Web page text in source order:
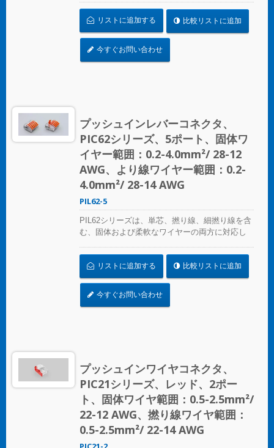
法に代わる完全な代替手段を提供します。ワイ
ヤーはレバーを持ち上げるだけで簡単に取り外
して再利用でき、時間と労力を節約し、コスト
効率も良いです。
リストに追加する 比較リストに追加
今すぐお問い合わせ
プッシュインレバーコネクタ、
PIC62シリーズ、5ポート、固体ワ
イヤー範囲：0.2-4.0mm²/ 28-12
AWG、より線ワイヤー範囲：0.2-
4.0mm²/ 28-14 AWG
PIL62-5
PIL62シリーズは、単芯、撚り線、細撚り線を含
む、固体および柔軟なワイヤーの両方に対応し
法に代わる完全な代替手段を提供します。ワイ
ヤーはレバーを持ち上げるだけで簡単に取り外
して再利用でき、時間と労力を節約し、コスト
効率も良いです。
リストに追加する 比較リストに追加
今すぐお問い合わせ
プッシュインワイヤコネクタ、
PIC21シリーズ、レッド、2ポー
ト、固体ワイヤ範囲：0.5-2.5mm²/
22-12 AWG、撚り線ワイヤ範囲：
0.5-2.5mm²/ 22-14 AWG